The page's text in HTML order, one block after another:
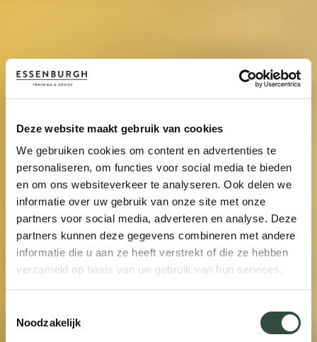
Deze website maakt gebruik van cookies
We gebruiken cookies om content en advertenties te
personaliseren, om functies voor social media te bieden
en om ons websiteverkeer te analyseren. Ook delen we
informatie over uw gebruik van onze site met onze
partners voor social media, adverteren en analyse. Deze
partners kunnen deze gegevens combineren met andere
informatie die u aan ze heeft verstrekt of die ze hebben
verzameld op basis van uw gebruik van hun services.
Noodzakelijk